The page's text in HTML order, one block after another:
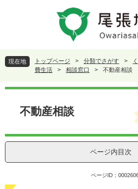
頭
で
。
飛
ば
て
現在地 トップページ > 分類でさがす >
費生活
> 相談窓口 > 不動産相談
本
不動産相談
ページ内目次
ページID：